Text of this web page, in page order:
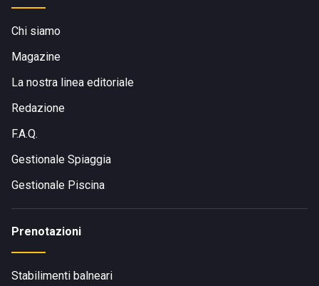
Chi siamo
Magazine
La nostra linea editoriale
Redazione
F.A.Q.
Gestionale Spiaggia
Gestionale Piscina
Prenotazioni
Stabilimenti balneari